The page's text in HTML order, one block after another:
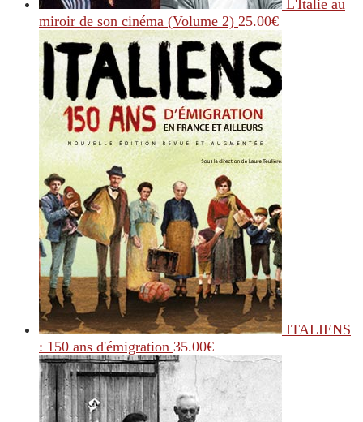
L'Italie au
miroir de son cinéma (Volume 2) 25.00€
ITALIENS
: 150 ans d'émigration 35.00€